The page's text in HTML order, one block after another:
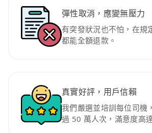
彈性取消，應變無壓力
有突發狀況也不怕，在規
都能全額退款。
真實好評，用戶信賴
我們嚴選並培訓每位司機
過 50 萬人次，滿意度高